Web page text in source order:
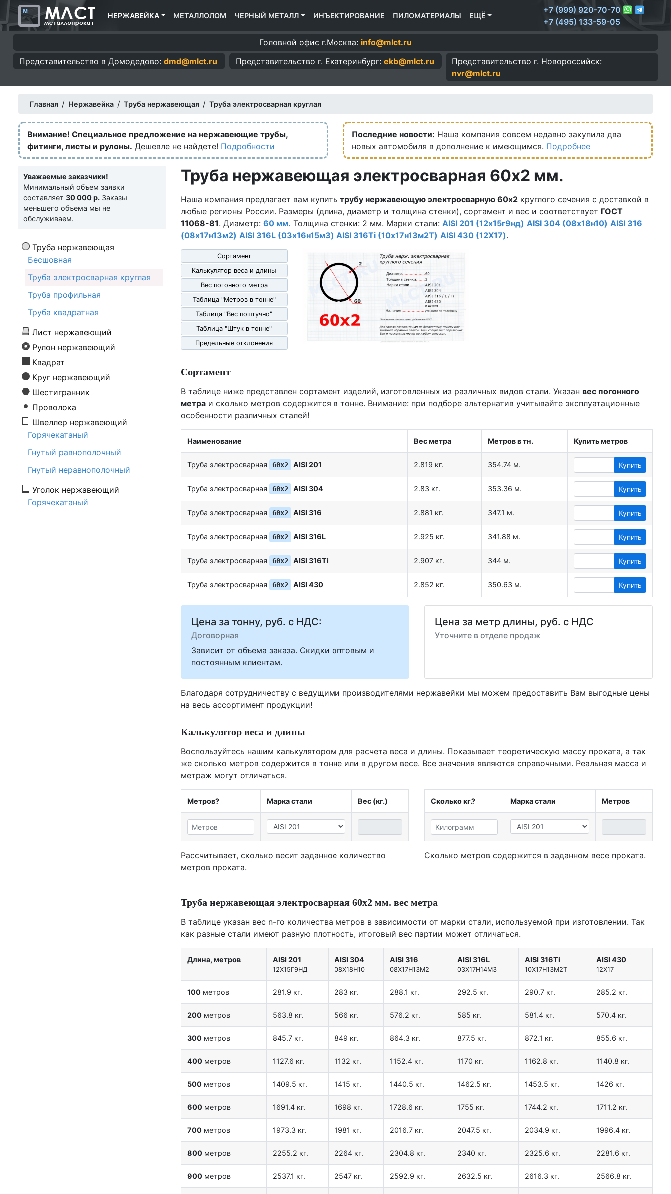
НЕРЖАВЕЙКА МЕТАЛЛОЛОМ ЧЕРНЫЙ МЕТАЛЛ ИНЪЕКТИРОВАНИЕ ПИЛОМАТЕРИАЛЫ ЕЩЁ
+7 (999) 920-70-70
+7 (495) 133-59-05
Головной офис г.Москва: info@mlct.ru
Представительство вДомодедово: dmd@mlct.ru Представительство г. Екатеринбург:ekb@mlct.ru Представительство г. Новороссийск:
nvr@mlct.ru
Главная / Нержавейка / Труба нержавеющая / Труба электросварная круглая
Внимание! Специальное предложение на нержавеющие трубы,
фитинги, листы и рулоны. Дешевле не найдете! Подробности
Последние новости: Наша компания совсем недавно закупила два
новых автомобиля в дополнение к имеющимся. Подробнее
Уважаемые заказчики!
Минимальный объем заявки
составляет 30 000 р. Заказы
меньшего объема мы не
обслуживаем.
Труба нержавеющая
Бесшовная
Труба электросварная круглая
Труба профильная
Труба квадратная
Лист нержавеющий
Рулон нержавеющий
Квадрат
Круг нержавеющий
Шестигранник
Проволока
Швеллер нержавеющий
Горячекатаный
Гнутый равнополочный
Гнутый неравнополочный
Уголок нержавеющий
Горячекатаный
Труба нержавеющая электросварная 60х2 мм.
Наша компания предлагает вам купить трубу нержавеющую электросварную 60х2 круглого сечения с доставкой в
любые регионы России. Размеры (длина, диаметр и толщина стенки), сортамент и вес и соответствует ГОСТ
11068-81. Диаметр: 60 мм. Толщина стенки: 2 мм. Марки стали: AISI 201 (12х15г9нд) AISI 304 (08х18н10) AISI 316
(08х17н13м2) AISI 316L (03х16н15м3) AISI 316Ti (10х17н13м2Т) AISI 430 (12Х17).
Сортамент
Калькулятор веса и длины
Вес погонного метра
Таблица "Метров в тонне"
Таблица "Вес поштучно"
Таблица "Штук в тонне"
Предельные отклонения
Сортамент
В таблице ниже представлен сортамент изделий, изготовленных из различных видов стали. Указан вес погонного
метра и сколько метров содержится в тонне. Внимание: при подборе альтернатив учитывайте эксплуатационные
особенности различных сталей!
Наименование Вес метра Метров в тн. Купить метров
Труба электросварная 60х2 AISI 201 2.819 кг. 354.74 м. Купить
Труба электросварная 60х2 AISI 304 2.83 кг. 353.36 м. Купить
Труба электросварная 60х2 AISI 316 2.881 кг. 347.1 м. Купить
Труба электросварная 60х2 AISI 316L 2.925 кг. 341.88 м. Купить
Труба электросварная 60х2 AISI 316Ti 2.907 кг. 344 м. Купить
Труба электросварная 60х2 AISI 430 2.852 кг. 350.63 м. Купить
Цена за тонну, руб. с НДС:
Договорная
Зависит от объема заказа. Скидки оптовым и
постоянным клиентам.
Цена за метр длины, руб. с НДС
Уточните в отделе продаж
Благодаря сотрудничеству с ведущими производителями нержавейки мы можем предоставить Вам выгодные цены
на весь ассортимент продукции!
Калькулятор веса и длины
Воспользуйтесь нашим калькулятором для расчета веса и длины. Показывает теоретическую массу проката, а так
же сколько метров содержится в тонне или в другом весе. Все значения являются справочными. Реальная масса и
метраж могут отличаться.
Метров? Марка стали Вес (кг.)
Рассчитывает, сколько весит заданное количество
метров проката.
Сколько кг.? Марка стали Метров
Сколько метров содержится в заданном весе проката.
Труба нержавеющая электросварная 60х2 мм. вес метра
В таблице указан вес n-го количества метров в зависимости от марки стали, используемой при изготовлении. Так
как разные стали имеют разную плотность, итоговый вес партии может отличаться.
Длина, метров AISI 201
12X15Г9НД
AISI 304
08Х18Н10
AISI 316
08Х17Н13М2
AISI 316L
03Х17Н14М3
AISI 316Ti
10Х17Н13М2Т
AISI 430
12Х17
100 метров 281.9 кг. 283 кг. 288.1 кг. 292.5 кг. 290.7 кг. 285.2 кг.
200 метров 563.8 кг. 566 кг. 576.2 кг. 585 кг. 581.4 кг. 570.4 кг.
300 метров 845.7 кг. 849 кг. 864.3 кг. 877.5 кг. 872.1 кг. 855.6 кг.
400 метров 1127.6 кг. 1132 кг. 1152.4 кг. 1170 кг. 1162.8 кг. 1140.8 кг.
500 метров 1409.5 кг. 1415 кг. 1440.5 кг. 1462.5 кг. 1453.5 кг. 1426 кг.
600 метров 1691.4 кг. 1698 кг. 1728.6 кг. 1755 кг. 1744.2 кг. 1711.2 кг.
700 метров 1973.3 кг. 1981 кг. 2016.7 кг. 2047.5 кг. 2034.9 кг. 1996.4 кг.
800 метров 2255.2 кг. 2264 кг. 2304.8 кг. 2340 кг. 2325.6 кг. 2281.6 кг.
900 метров 2537.1 кг. 2547 кг. 2592.9 кг. 2632.5 кг. 2616.3 кг. 2566.8 кг.